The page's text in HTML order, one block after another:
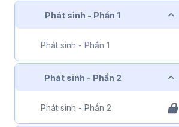
Phát sinh - Phần 1
Phát sinh - Phần 1
Phát sinh - Phần 2
Phát sinh - Phần 2